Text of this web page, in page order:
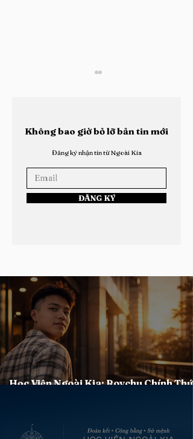
Quang: Thay Đổi Là
Bình Thường Mới
Không bao giờ bỏ lỡ bản tin mới
Đăng ký nhận tin từ Ngoài Kia
ĐĂNG KÝ
Học Viện Ngoài Kia: Roychu Chính Thức